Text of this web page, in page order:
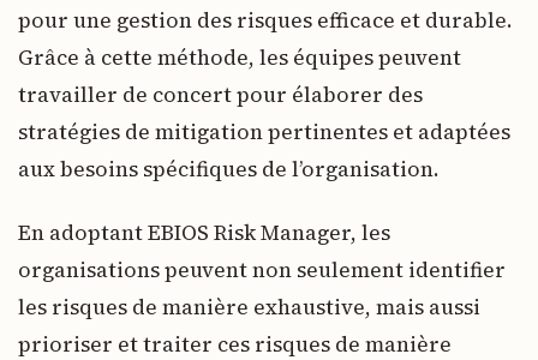
pour une gestion des risques efficace et durable.
Grâce à cette méthode, les équipes peuvent
travailler de concert pour élaborer des
stratégies de mitigation pertinentes et adaptées
aux besoins spécifiques de l’organisation.
En adoptant EBIOS Risk Manager, les
organisations peuvent non seulement identifier
les risques de manière exhaustive, mais aussi
prioriser et traiter ces risques de manière